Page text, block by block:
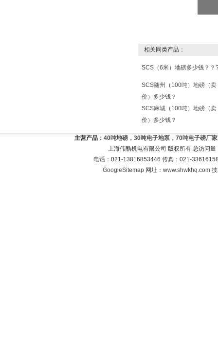
相关同类产品：
SCS（6米）地磅多少钱？？
SCS随州（100吨）地磅（卖
价）多少钱？
SCS麻城（100吨）地磅（卖
价）多少钱？
主营产品： 40吨地磅，30吨电子地泵，70吨电子磅厂
上海伟酷机电有限公司 版权所有 总访问量
电话：021-13816853446 传真：021-
GoogleSitemap 网址：www.shwkhq.com